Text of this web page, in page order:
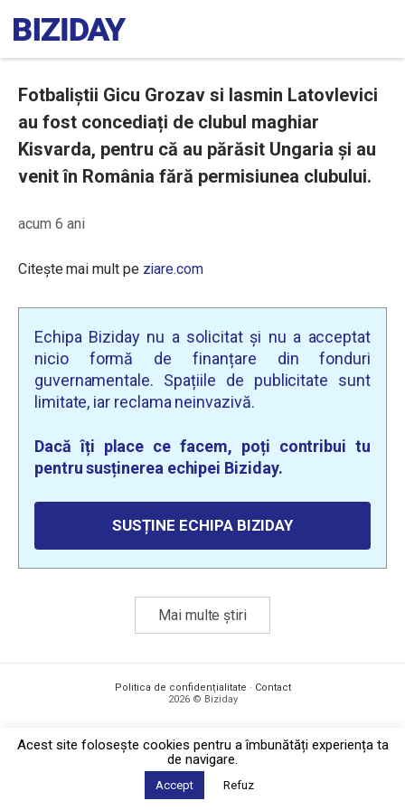
Fotbaliștii Gicu Grozav si Iasmin Latovlevici
au fost concediați de clubul maghiar
Kisvarda, pentru că au părăsit Ungaria și au
venit în România fără permisiunea clubului.
acum 6 ani
Citește mai mult pe ziare.com
Echipa Biziday nu a solicitat și nu a acceptat
nicio formă de finanțare din fonduri
guvernamentale. Spațiile de publicitate sunt
limitate, iar reclama neinvazivă.
Dacă îți place ce facem, poți contribui tu
pentru susținerea echipei Biziday.
SUSȚINE ECHIPA BIZIDAY
Mai multe știri
Politica de confidențialitate · Contact
2026 © Biziday
Acest site foloseşte cookies pentru a îmbunătăți experiența ta
de navigare.
Accept Refuz